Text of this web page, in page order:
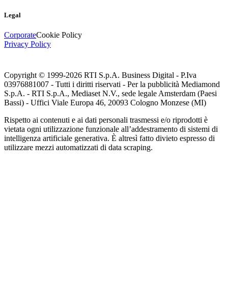
Legal
CorporateCookie Policy
Privacy Policy
Copyright © 1999-2026 RTI S.p.A. Business Digital - P.Iva
03976881007 - Tutti i diritti riservati - Per la pubblicità Mediamond
S.p.A. - RTI S.p.A., Mediaset N.V., sede legale Amsterdam (Paesi
Bassi) - Uffici Viale Europa 46, 20093 Cologno Monzese (MI)
Rispetto ai contenuti e ai dati personali trasmessi e/o riprodotti è
vietata ogni utilizzazione funzionale all’addestramento di sistemi di
intelligenza artificiale generativa. È altresì fatto divieto espresso di
utilizzare mezzi automatizzati di data scraping.